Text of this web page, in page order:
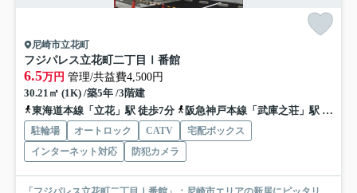
尼崎市立花町
フジパレス立花町二丁目Ⅰ番館
6.5万円 管理/共益費4,500円
30.21㎡ (1K) /築5年 /3階建
東海道本線「立花」駅 徒歩7分
阪急神戸本線「武庫之荘」駅 バス9分 阪神バス「立花町２丁目」 停歩7分
駐輪場 オートロック CATV
宅配ボックス
インターネット対応
防犯カメラ